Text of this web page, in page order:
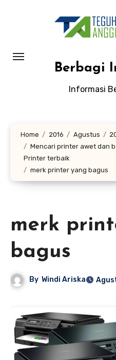
Berbagi
Informasi
Home 2016 Agustus
Mencari printer awet dan
Printer terbaik
merk printer yang bagus
merk
bagus
By Windi Ariska